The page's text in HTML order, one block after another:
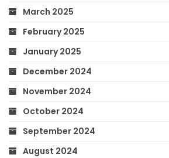
March 2025
February 2025
January 2025
December 2024
November 2024
October 2024
September 2024
August 2024